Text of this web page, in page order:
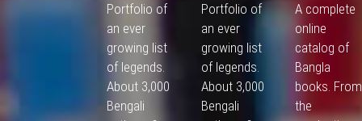
Portfolio of
an ever
growing list
of legends.
About 3,000
Bengali
Portfolio of
an ever
growing list
of legends.
About 3,000
Bengali
A complete
online
catalog of
Bangla
books. From
the